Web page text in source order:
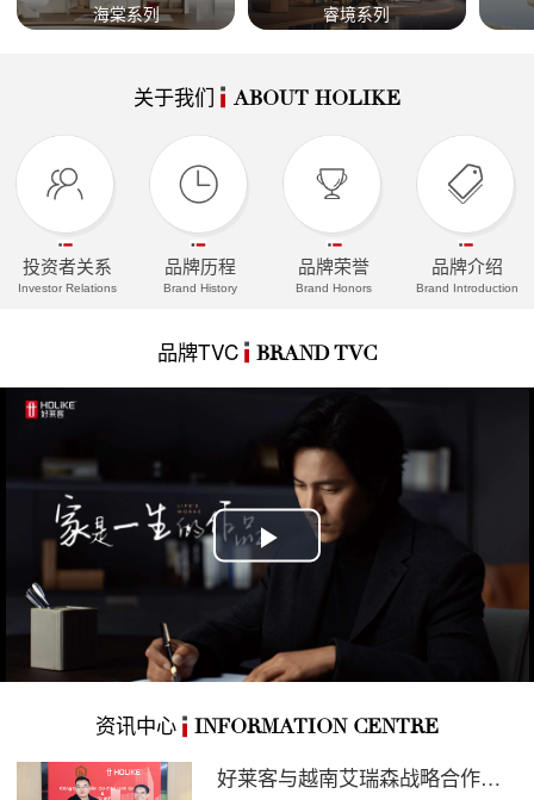
海棠系列 睿境系列
关于我们 ABOUT HOLIKE
投资者关系
Investor Relations
品牌历程
Brand History
品牌荣誉
Brand Honors
品牌介绍
Brand Introduction
品牌TVC BRAND TVC
Play
资讯中心 INFORMATION CENTRE
好莱客与越南艾瑞森战略合作签约仪式圆满举...